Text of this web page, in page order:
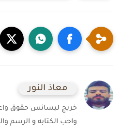
معاذ النور
خريج ليسانس حقوق
واحب الكتابه و الرسم